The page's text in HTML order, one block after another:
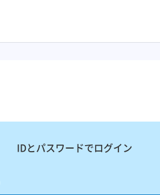
IDとパスワードでログイン